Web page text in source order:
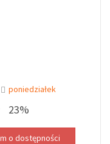
poniedziałek
23%